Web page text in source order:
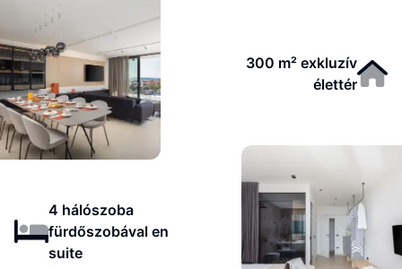
300 m² exkluzív
élettér
4 hálószoba
fürdőszobával en
suite